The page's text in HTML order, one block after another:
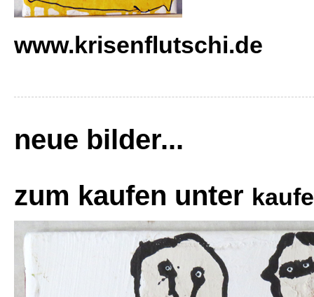
www.krisenflutschi.de
neue bilder...
zum kaufen unter